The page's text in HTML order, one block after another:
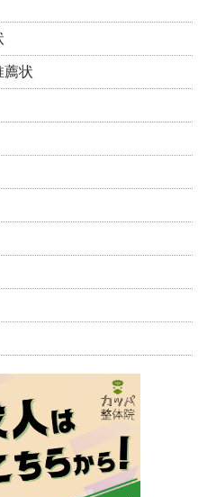
薦状